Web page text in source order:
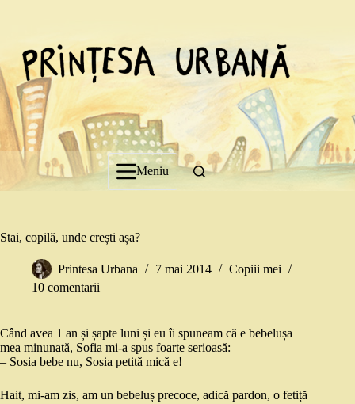
Meniu
Stai, copilă, unde crești așa?
Printesa Urbana 7 mai 2014
Copiii mei
10 comentarii
Când avea 1 an și șapte luni și eu îi spuneam că e bebelușa
mea minunată, Sofia mi-a spus foarte serioasă:
– Sosia bebe nu, Sosia petită mică e!
Hait, mi-am zis, am un bebeluș precoce, adică pardon, o fetiță